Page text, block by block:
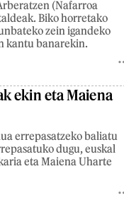
(Nafarroa
Biko horretako
zein igandeko
kantu banarekin.
ekin eta Maiena
errepasatzeko baliatu
dugu, euskal
eta Maiena Uharte